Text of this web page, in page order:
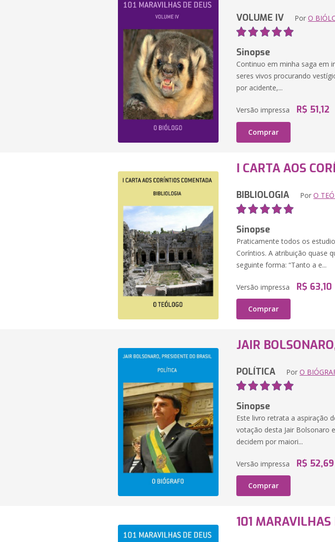
VOLUME IV PorO
Sinopse
Continuo em minha saga em
seres vivos procurando
por acidente,...
Versão impressa R$ 51,12
Comprar
I CARTA AOS
BIBLIOLOGIA PorO
Sinopse
Praticamente todos os
Coríntios. A atribuição quase
seguinte forma: “Tanto a e...
Versão impressa R$ 63,10
Comprar
JAIR
POLÍTICA PorO
Sinopse
Este livro retrata a aspiração
votação desta Jair Bolsonaro
decidem por maiori...
Versão impressa R$ 52,69
Comprar
101 MARAVILHAS